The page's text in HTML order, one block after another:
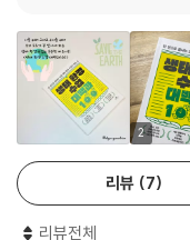
〈79〉 일회용 나무젓가락
〈80〉 동물 사냥꾼, 멸종
〈81〉 배가 아픈 고래에게
〈82〉 그물이 되어 바다 쓰
〈83〉 종이를 펼치면 숨어
〈84〉 신문지를 뭉치고 던
〈85〉 이면지로 튼튼한 탑,
〈86〉 균형잡기 놀이를
만 년 전에 멸종했으며 이
니다. 이때 지구에 커다란
유는 정확히 알 수 없습니
운 겨울로 변함으로써 공
널리 알려진 이론입니다.
있습니다. 공룡들이 사라진
것이 분명합니다.
후 내용을 간추리고 느낀
식이다. 또 국어, 수학, 과
로 생태 환경 수업이 구분
업 관련 팁과 조언까지 담
요한 수업 아이디어를 얻
나갈 수도 있다. 이 책 한
로 그야말로 올인원 생태 환
2
리뷰 7
리뷰전체